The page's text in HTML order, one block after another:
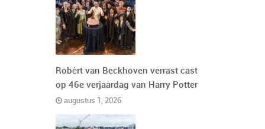
Robèrt van Beckhoven verrast cast
op 46e verjaardag van Harry Potter
augustus 1, 2026